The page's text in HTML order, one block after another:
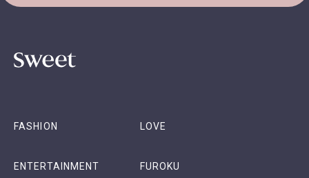
FASHION LOVE
ENTERTAINMENT FUROKU